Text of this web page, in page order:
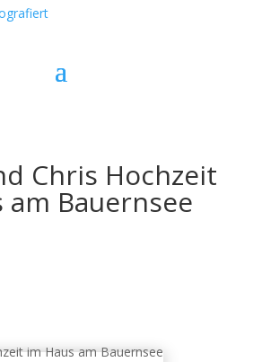
Chris Hochzeit
am Bauernsee